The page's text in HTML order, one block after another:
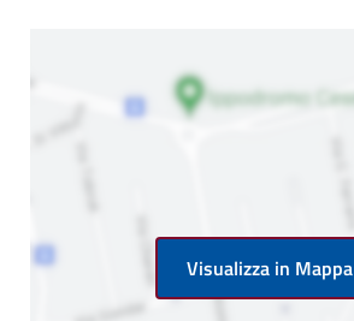
Visualizza in Mappa